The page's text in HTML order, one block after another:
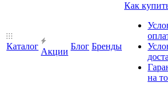
Каталог
Акции
Блог Бренды
Как
на